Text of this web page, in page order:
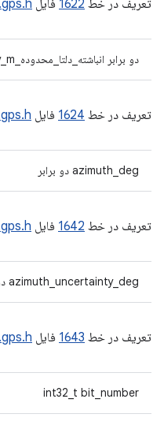
تعریف در خط 1622 فایل gps.h.
دو برابر انباشته_دلتا_محدوده_uncertainty_m
تعریف در خط 1624 فایل gps.h.
azimuth_deg دو برابر
تعریف در خط 1642 فایل gps.h.
azimuth_uncertainty_deg دو برابر
تعریف در خط 1643 فایل gps.h.
int32_t bit_number